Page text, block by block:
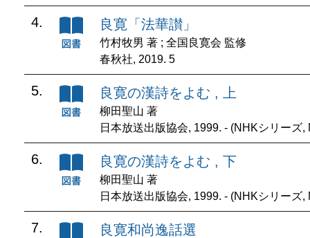
4. 良寛「法華讃」
竹村牧男 著 ; 全国良寛会 監修
春秋社, 2019. 5
5. 良寛の漢詩をよむ , 上
柳田聖山 著
日本放送出版協会, 1999. - (NHKシリーズ
6. 良寛の漢詩をよむ , 下
柳田聖山 著
日本放送出版協会, 1999. - (NHKシリーズ
7. 良寛和尚逸話選